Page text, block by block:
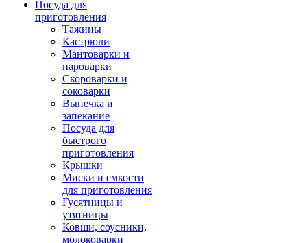
Посуда для
приготовления
Тажины
Кастрюли
Мантоварки и
пароварки
Скороварки и
соковарки
Выпечка и
запекание
Посуда для
быстрого
приготовления
Крышки
Миски и емкости
для приготовления
Гусятницы и
утятницы
Ковши, соусники,
молоковарки